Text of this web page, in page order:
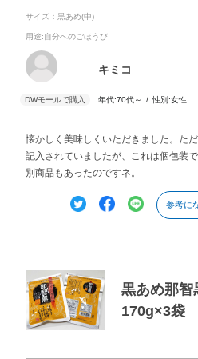
サイズ：黒あめ(中)
用途:自分へのごほうび
キミコ
年代:70代～ 性別:女性
懐かしく美味しくいただきました。た
記入されていましたが、これは個包装
別商品もあったのですネ。
参考に
黒あめ那智
170g×3袋